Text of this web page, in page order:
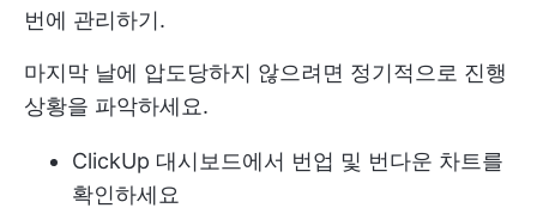
번에 관리하기.
마지막 날에 압도당하지 않으려면 정기적으로 진행
상황을 파악하세요.
ClickUp 대시보드에서 번업 및 번다운 차트를
확인하세요